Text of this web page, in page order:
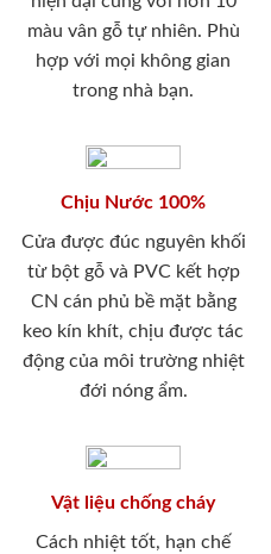
màu vân gỗ tự nhiên. Phù
hợp với mọi không gian
trong nhà bạn.
Chịu Nước 100%
Cửa được đúc nguyên khối
từ bột gỗ và PVC kết hợp
CN cán phủ bề mặt bằng
keo kín khít, chịu được tác
động của môi trường nhiệt
đới nóng ẩm.
Vật liệu chống cháy
Cách nhiệt tốt, hạn chế